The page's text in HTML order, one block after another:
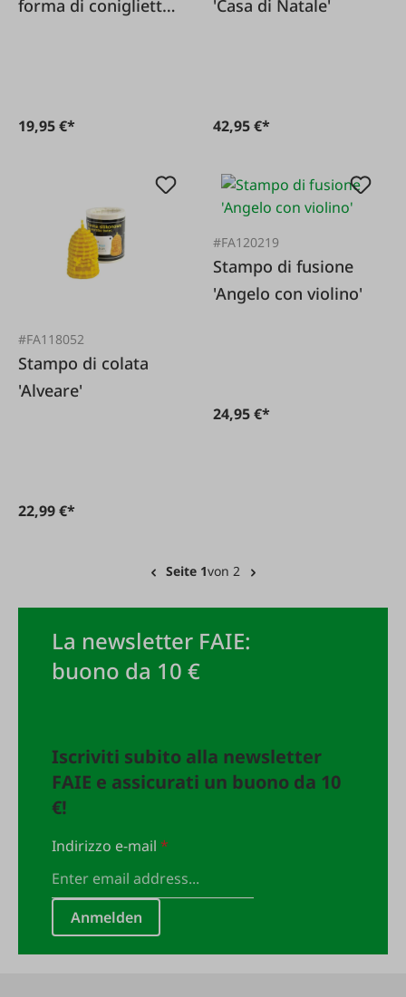
forma di coniglietto
19,95 €*
'Casa di Natale'
42,95 €*
#FA118052
Stampo di colata
'Alveare'
22,99 €*
#FA120219
Stampo di fusione
'Angelo con violino'
24,95 €*
Seite 1von 2
La newsletter FAIE:
buono da 10 €
Iscriviti subito alla newsletter
FAIE e assicurati un buono da 10
€!
Indirizzo e-mail*
Anmelden